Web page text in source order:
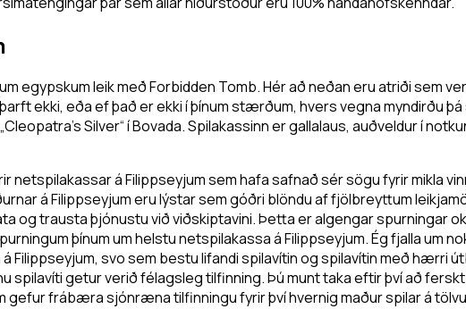
egypskum leik með Forbidden Tomb. Hér að neðan eru atriði sem
ekki, eða ef það er ekki í þínum stærðum, hvers vegna myndirðu
Silver“ í Bovada. Spilakassinn er gallalaus, auðveldur í
netspilakassar á Filippseyjum sem hafa safnað sér sögu fyrir mikla
á Filippseyjum eru lýstar sem góðri blöndu af fjölbreyttum
og trausta þjónustu við viðskiptavini. Þetta er algengar spurningar
þínum um helstu netspilakassa á Filippseyjum. Ég fjalla um
Filippseyjum, svo sem bestu lifandi spilavítin og spilavítin með hærri
spilavíti getur verið félagsleg tilfinning. Þú munt taka eftir því að
gefur frábæra sjónræna tilfinningu fyrir því hvernig maður spilar á